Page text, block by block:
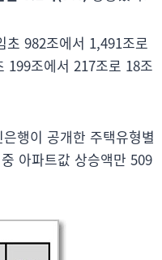
초 982조에서 1,491조로
199조에서 217조로 18조
행이 공개한 주택유형별
아파트값 상승액만 509